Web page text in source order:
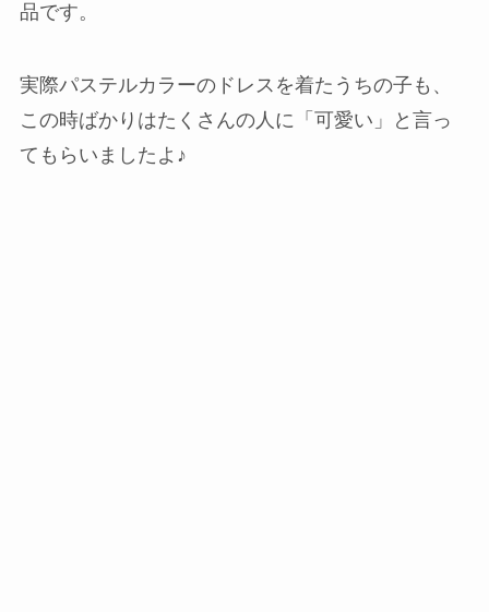
品です。
実際パステルカラーのドレスを着たうちの子も、
この時ばかりはたくさんの人に「可愛い」と言っ
てもらいましたよ♪